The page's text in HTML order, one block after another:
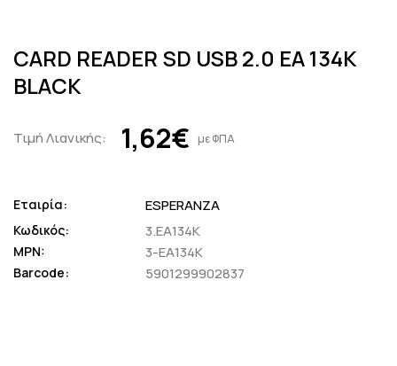
CARD READER SD USB 2.0 EA 134K
BLACK
Τιμή Λιανικής: 1,62€ με ΦΠΑ
Εταιρία: ESPERANZA
Κωδικός: 3.EA134K
MPN: 3-EA134K
Barcode: 5901299902837